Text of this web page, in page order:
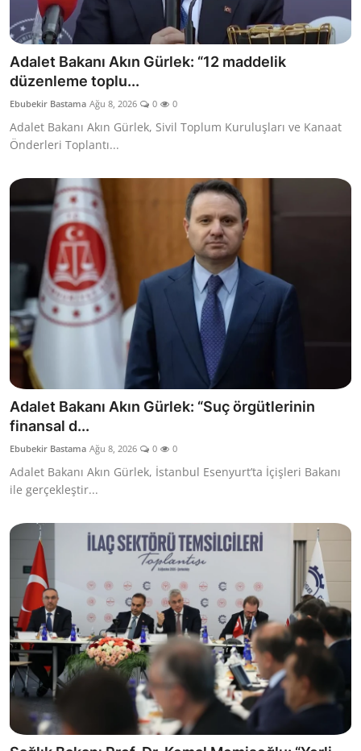
Toplum ve Yaşam
Sivil Toplum Kuruluşları
Kamu Kurumları ve Üst Kurullar
Adalet Bakanı Akın Gürlek: “12 maddelik
düzenleme toplu...
Ebubekir Bastama Ağu 8, 2026 0 0
Adalet Bakanı Akın Gürlek, Sivil Toplum Kuruluşları ve Kanaat
Önderleri Toplantı...
Adalet Bakanı Akın Gürlek: “Suç örgütlerinin
finansal d...
Ebubekir Bastama Ağu 8, 2026 0 0
Adalet Bakanı Akın Gürlek, İstanbul Esenyurt’ta İçişleri Bakanı
ile gerçekleştir...